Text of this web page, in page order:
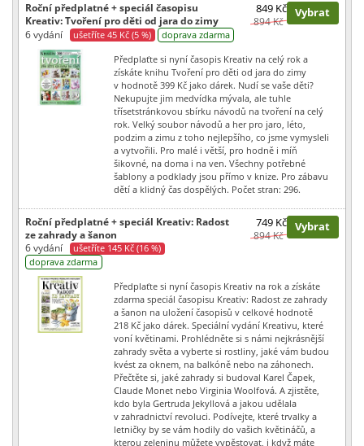
Roční předplatné + speciál časopisu
Kreativ: Tvoření pro děti od jara do zimy
6 vydání
ušetříte 45 Kč (5 %) doprava zdarma
849 Kč
894 Kč
Vybrat
Předplaťte si nyní časopis Kreativ na celý rok a
získáte knihu Tvoření pro děti od jara do zimy
v hodnotě 399 Kč jako dárek. Nudí se vaše děti?
Nekupujte jim medvídka mývala, ale tuhle
třísetstránkovou sbírku návodů na tvoření na celý
rok. Velký soubor návodů a her pro jaro, léto,
podzim a zimu z toho nejlepšího, co jsme vymysleli
a vytvořili. Pro malé i větší, pro hodně i míň
šikovné, na doma i na ven. Všechny potřebné
šablony a podklady jsou přímo v knize. Pro zábavu
dětí a klidný čas dospělých. Počet stran: 296.
Roční předplatné + speciál Kreativ: Radost
ze zahrady a šanon
6 vydání
ušetříte 145 Kč (16 %)
doprava zdarma
749 Kč
894 Kč
Vybrat
Předplaťte si nyní časopis Kreativ na rok a získáte
zdarma speciál časopisu Kreativ: Radost ze zahrady
a šanon na uložení časopisů v celkové hodnotě
218 Kč jako dárek. Speciální vydání Kreativu, které
voní květinami. Prohlédněte si s námi nejkrásnější
zahrady světa a vyberte si rostliny, jaké vám budou
kvést za oknem, na balkóně nebo na záhonech.
Přečtěte si, jaké zahrady si budoval Karel Čapek,
Claude Monet nebo Virginia Woolfová. A zjistěte,
kdo byla Gertruda Jekyllová a jakou udělala
v zahradnictví revoluci. Podívejte, které trvalky a
letničky by se vám hodily do vašich květináčů, a
kterou zeleninu můžete vypěstovat, i když máte